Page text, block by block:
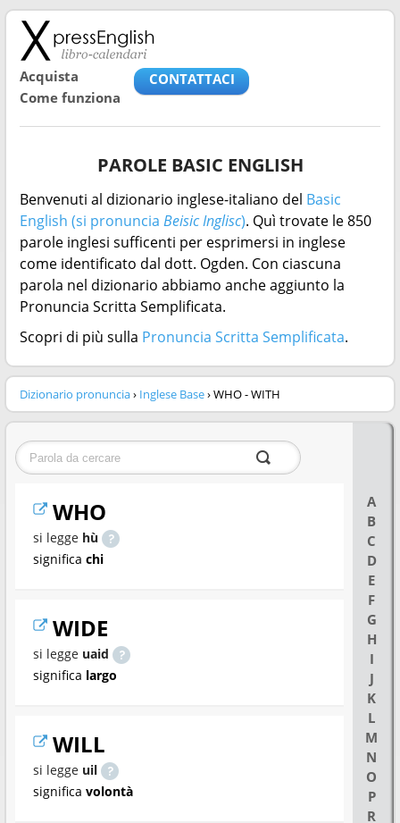
Acquista
Come funziona
CONTATTACI
PAROLE BASIC ENGLISH
Benvenuti al dizionario inglese-italiano del Basic
English (si pronuncia Beisic Inglisc). Quì trovate le 850
parole inglesi sufficenti per esprimersi in inglese
come identificato dal dott. Ogden. Con ciascuna
parola nel dizionario abbiamo anche aggiunto la
Pronuncia Scritta Semplificata.
Scopri di più sulla Pronuncia Scritta Semplificata.
Dizionario pronuncia› Inglese Base› WHO - WITH
A
B
C
D
E
F
G
H
I
J
K
L
M
N
O
P
R
WHO
si legge hù
significa chi
WIDE
si legge uaid
significa largo
WILL
si legge uil
significa volontà